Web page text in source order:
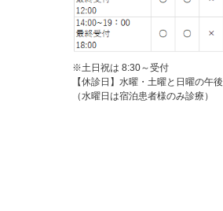
※土日祝は 8:30～受付
【休診日】水曜・土曜と日曜の午後
（水曜日は宿泊患者様のみ診療）